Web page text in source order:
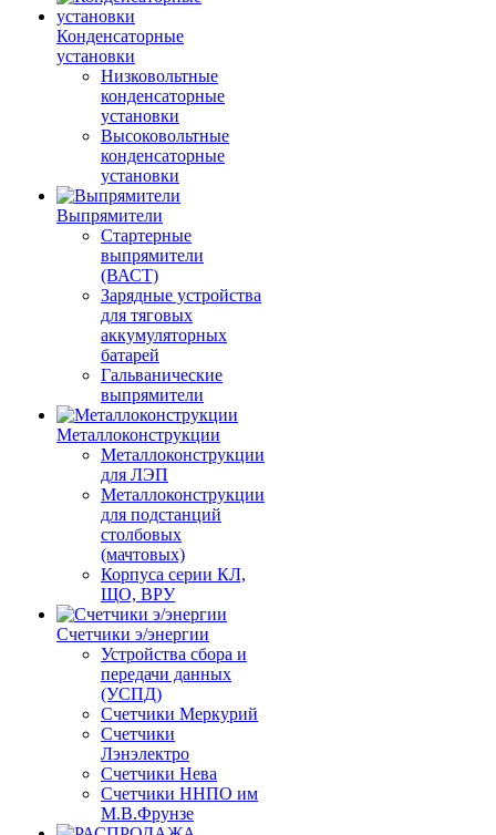
Конденсаторные
установки
Низковольтные
конденсаторные
установки
Высоковольтные
конденсаторные
установки
Выпрямители
Стартерные
выпрямители
(ВАСТ)
Зарядные устройства
для тяговых
аккумуляторных
батарей
Гальванические
выпрямители
Металлоконструкции
Металлоконструкции
для ЛЭП
Металлоконструкции
для подстанций
столбовых
(мачтовых)
Корпуса серии КЛ,
ЩО, ВРУ
Счетчики э/энергии
Устройства сбора и
передачи данных
(УСПД)
Счетчики Меркурий
Счетчики
Лэнэлектро
Счетчики Нева
Счетчики ННПО им
М.В.Фрунзе